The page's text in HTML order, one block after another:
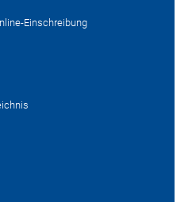
Einschreibung